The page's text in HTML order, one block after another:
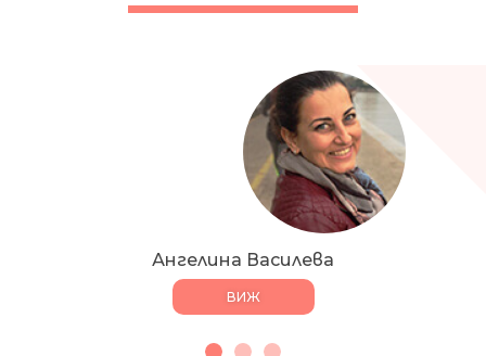
Ангелина Василева
ВИЖ